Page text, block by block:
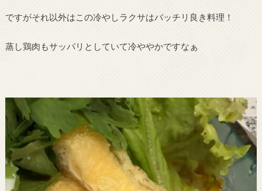
ですがそれ以外はこの冷やしラクサはバッチリ良き料理！
蒸し鶏肉もサッパリとしていて冷ややかですなぁ